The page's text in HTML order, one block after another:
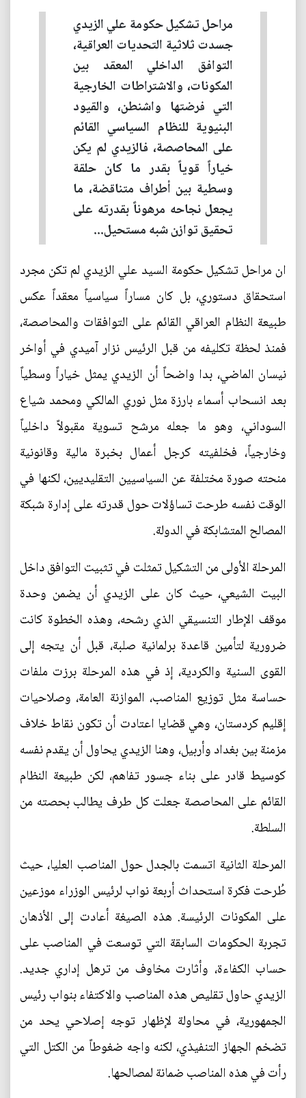
مراحل تشكيل حكومة علي الزيدي
جسدت ثلاثية التحديات العراقية،
التوافق الداخلي المعقد بين
المكونات، والاشتراطات الخارجية
التي فرضتها واشنطن، والقيود
البنيوية للنظام السياسي القائم
على المحاصصة، فالزيدي لم يكن
خياراً قوياً بقدر ما كان حلقة
وسطية بين أطراف متناقضة، ما
يجعل نجاحه مرهوناً بقدرته على
تحقيق توازن شبه مستحيل...
ان مراحل تشكيل حكومة السيد علي الزيدي لم تكن مجرد
استحقاق دستوري، بل كان مساراً سياسياً معقداً عكس
طبيعة النظام العراقي القائم على التوافقات والمحاصصة،
فمنذ لحظة تكليفه من قبل الرئيس نزار آميدي في أواخر
نيسان الماضي، بدا واضحاً أن الزيدي يمثل خياراً وسطياً
بعد انسحاب أسماء بارزة مثل نوري المالكي ومحمد شياع
السوداني، وهو ما جعله مرشح تسوية مقبولاً داخلياً
وخارجياً، فخلفيته كرجل أعمال بخبرة مالية وقانونية
منحته صورة مختلفة عن السياسيين التقليديين، لكنها في
الوقت نفسه طرحت تساؤلات حول قدرته على إدارة شبكة
المصالح المتشابكة في الدولة.
المرحلة الأولى من التشكيل تمثلت في تثبيت التوافق داخل
البيت الشيعي، حيث كان على الزيدي أن يضمن وحدة
موقف الإطار التنسيقي الذي رشحه، وهذه الخطوة كانت
ضرورية لتأمين قاعدة برلمانية صلبة، قبل أن يتجه إلى
القوى السنية والكردية، إذ في هذه المرحلة برزت ملفات
حساسة مثل توزيع المناصب، الموازنة العامة، وصلاحيات
إقليم كردستان، وهي قضايا اعتادت أن تكون نقاط خلاف
مزمنة بين بغداد وأربيل، وهنا الزيدي يحاول أن يقدم نفسه
كوسيط قادر على بناء جسور تفاهم، لكن طبيعة النظام
القائم على المحاصصة جعلت كل طرف يطالب بحصته من
السلطة.
المرحلة الثانية اتسمت بالجدل حول المناصب العليا، حيث
طُرحت فكرة استحداث أربعة نواب لرئيس الوزراء موزعين
على المكونات الرئيسة. هذه الصيغة أعادت إلى الأذهان
تجربة الحكومات السابقة التي توسعت في المناصب على
حساب الكفاءة، وأثارت مخاوف من ترهل إداري جديد.
الزيدي حاول تقليص هذه المناصب والاكتفاء بنواب رئيس
الجمهورية، في محاولة لإظهار توجه إصلاحي يحد من
تضخم الجهاز التنفيذي، لكنه واجه ضغوطاً من الكتل التي
رأت في هذه المناصب ضمانة لمصالحها.